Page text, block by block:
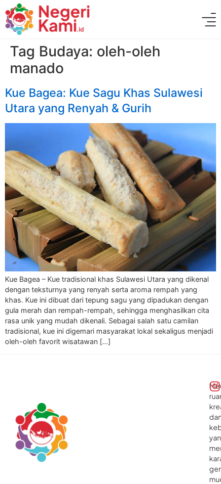
Tag Budaya: oleh-oleh
manado
Kue Bagea: Kue Sagu Khas Sulawesi
Utara yang Renyah & Gurih
Kue Bagea – Kue tradisional khas Sulawesi Utara yang dikenal
dengan teksturnya yang renyah serta aroma rempah yang
khas. Kue ini dibuat dari tepung sagu yang dipadukan dengan
gula merah dan rempah-rempah, sehingga menghasilkan cita
rasa unik yang mudah dikenali. Sebagai salah satu camilan
tradisional, kue ini digemari masyarakat lokal sekaligus menjadi
oleh-oleh favorit wisatawan […]